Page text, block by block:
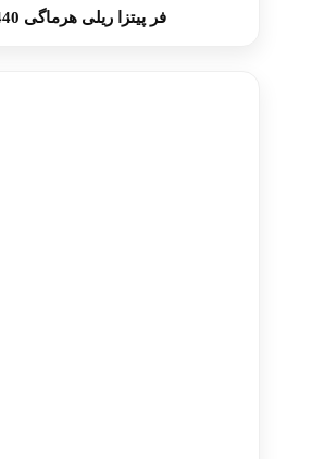
فر پیتزا ریلی هرماگی 2440 دهنه 65